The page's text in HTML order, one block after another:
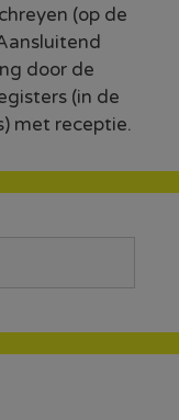
(op de
door de
(in de
met receptie.